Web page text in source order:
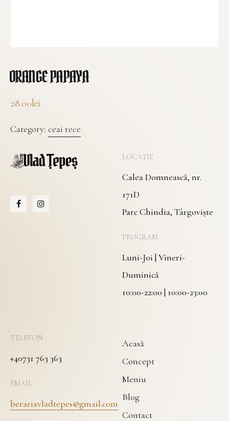
ORANGE PAPAYA
28.00lei
Category: ceai rece
LOCAȚIE
Calea Domnească, nr.
171D
Parc Chindia, Târgoviște
PROGRAM
Luni-Joi | Vineri-
Duminică
10:00-22:00 | 10:00-23:00
TELEFON
+40731 763 363
EMAIL
berariavladtepes@gmail.com
Acasă
Concept
Meniu
Blog
Contact